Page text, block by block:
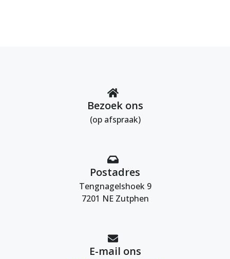
Bezoek ons
(op afspraak)
Postadres
Tengnagelshoek 9
7201 NE Zutphen
E-mail ons